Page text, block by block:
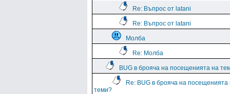
Re: Въпрос от latani
Re: Въпрос от latani
Молба
Re: Молба
BUG в брояча на посещенията на
Re: BUG в брояча на посещенията
теми?